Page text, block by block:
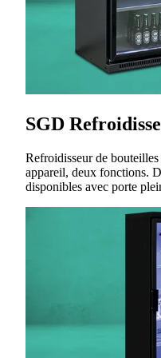
SGD
Refroidisseur de
appareil, deux fonctions.
disponibles avec porte